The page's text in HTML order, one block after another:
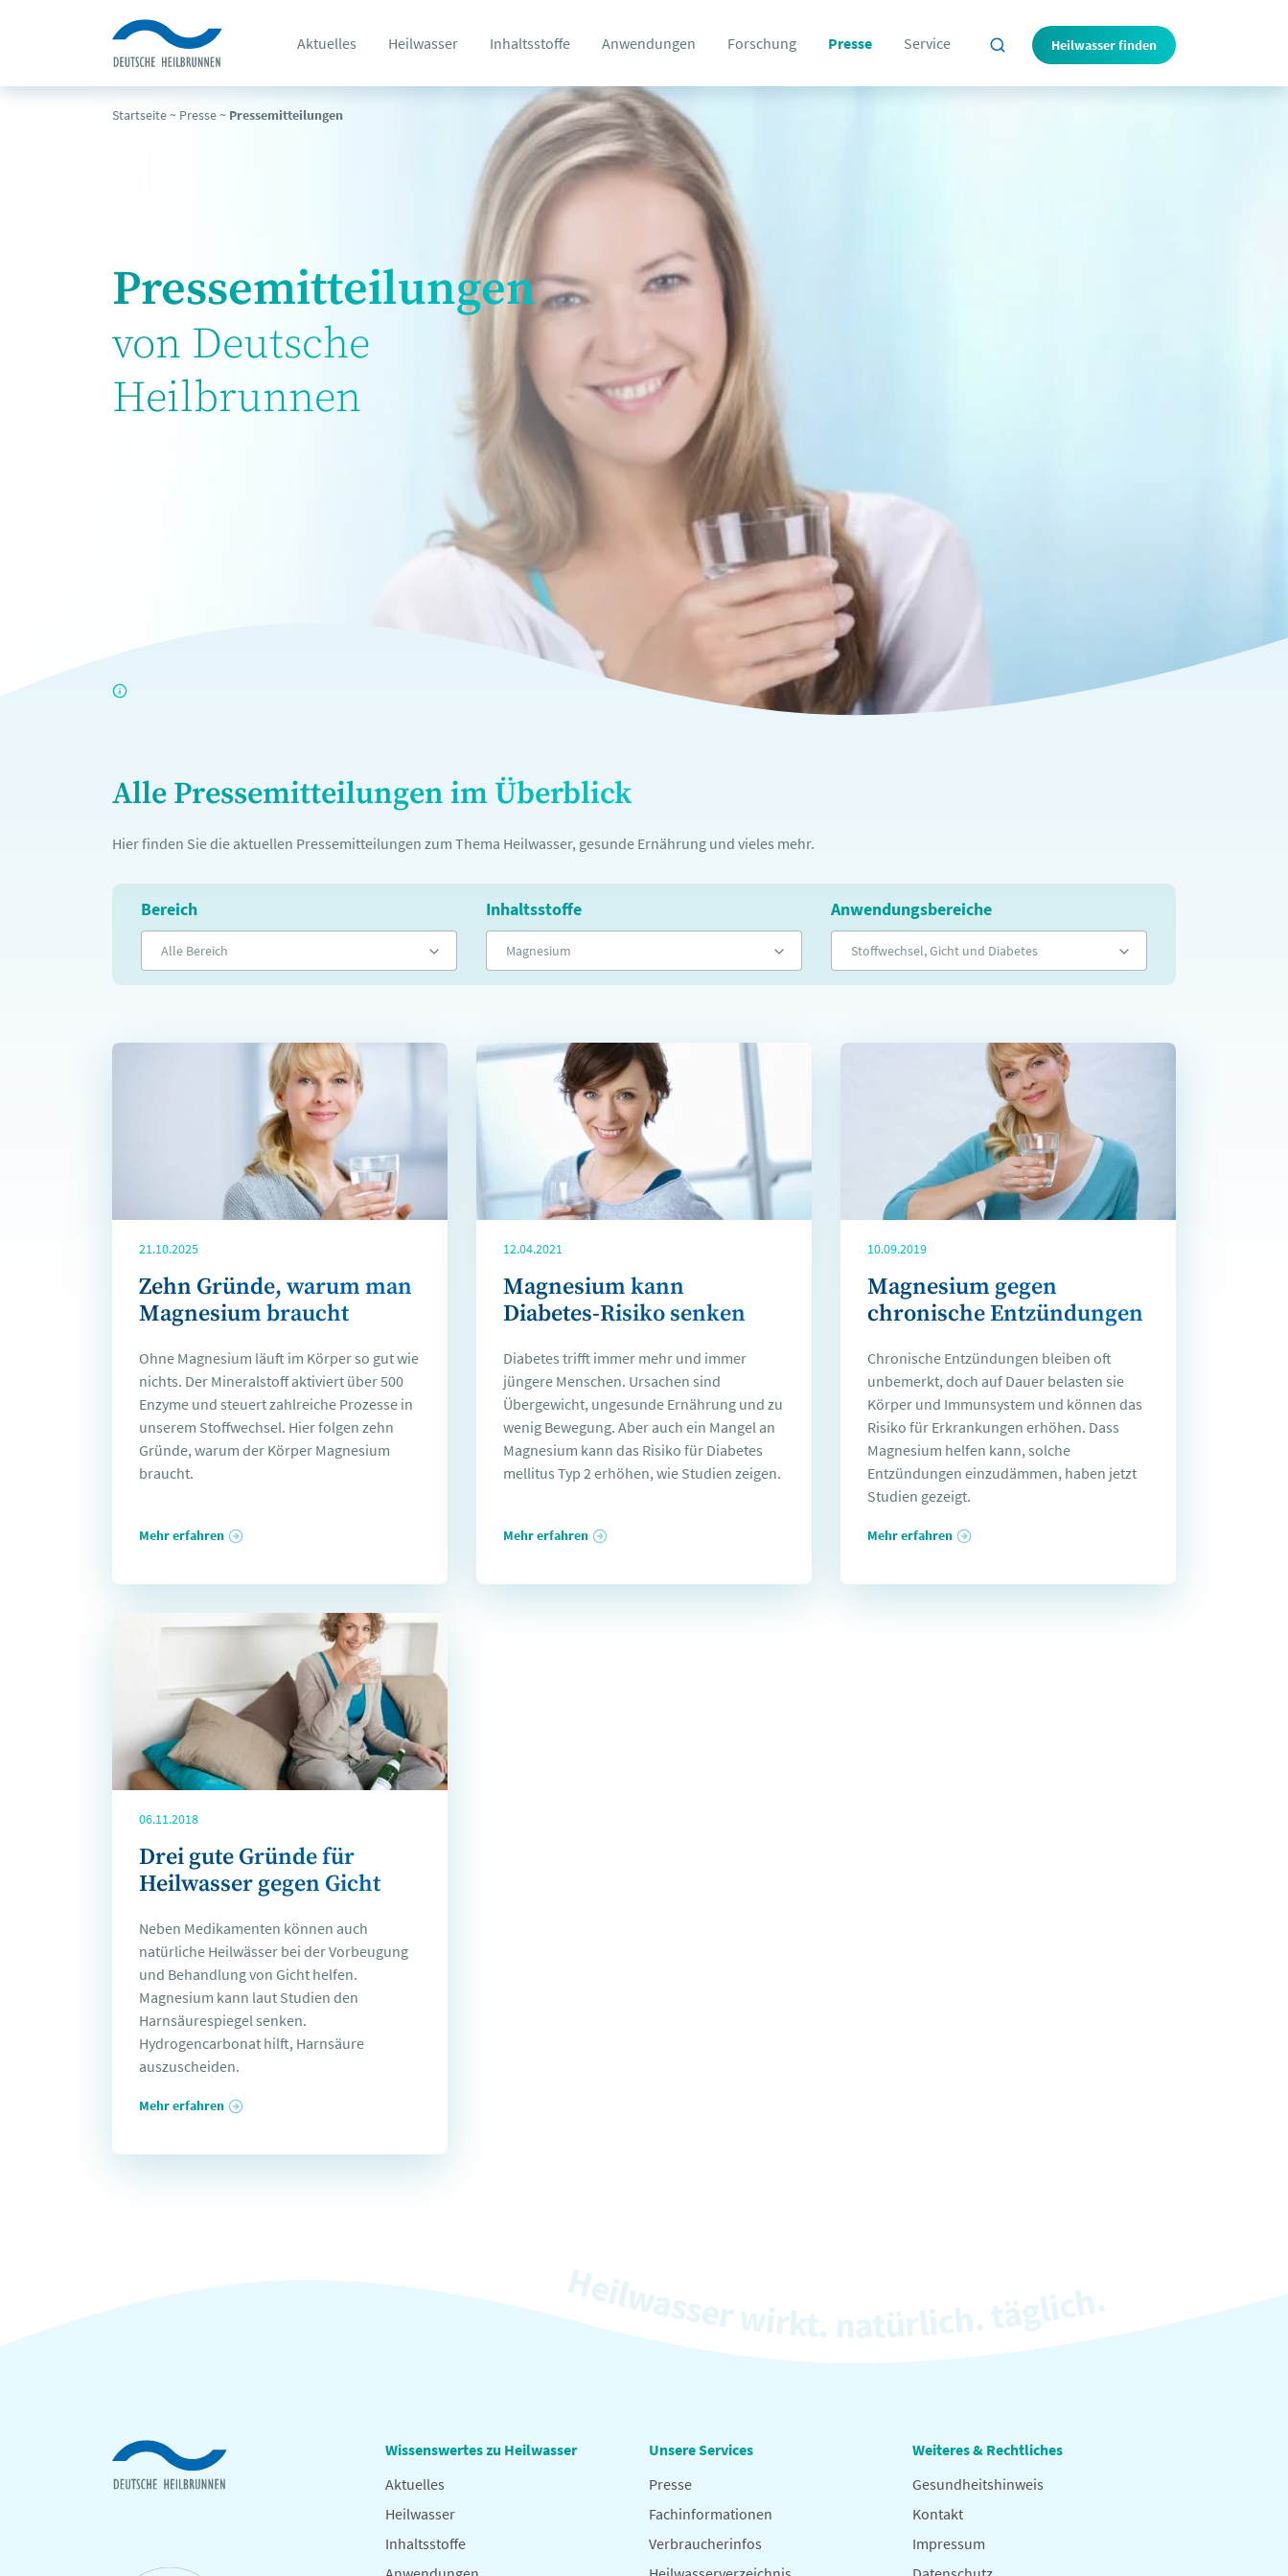
Aktuelles Heilwasser Inhaltsstoffe Anwendungen Forschung Presse Service Heilwasser finden
Startseite~ Presse~ Pressemitteilungen
Pressemitteilungen
von Deutsche
Heilbrunnen
Alle Pressemitteilungen im Überblick
Hier finden Sie die aktuellen Pressemitteilungen zum Thema Heilwasser, gesunde Ernährung und vieles mehr.
Bereich
Alle Bereich
Inhaltsstoffe
Magnesium
Anwendungsbereiche
Stoffwechsel, Gicht und Diabetes
21.10.2025
Zehn Gründe, warum man
Magnesium braucht
Ohne Magnesium läuft im Körper so gut wie
nichts. Der Mineralstoff aktiviert über 500
Enzyme und steuert zahlreiche Prozesse in
unserem Stoffwechsel. Hier folgen zehn
Gründe, warum der Körper Magnesium
braucht.
Mehr erfahren
12.04.2021
Magnesium kann
Diabetes-Risiko senken
Diabetes trifft immer mehr und immer
jüngere Menschen. Ursachen sind
Übergewicht, ungesunde Ernährung und zu
wenig Bewegung. Aber auch ein Mangel an
Magnesium kann das Risiko für Diabetes
mellitus Typ 2 erhöhen, wie Studien zeigen.
Mehr erfahren
10.09.2019
Magnesium gegen
chronische Entzündungen
Chronische Entzündungen bleiben oft
unbemerkt, doch auf Dauer belasten sie
Körper und Immunsystem und können das
Risiko für Erkrankungen erhöhen. Dass
Magnesium helfen kann, solche
Entzündungen einzudämmen, haben jetzt
Studien gezeigt.
Mehr erfahren
06.11.2018
Drei gute Gründe für
Heilwasser gegen Gicht
Neben Medikamenten können auch
natürliche Heilwässer bei der Vorbeugung
und Behandlung von Gicht helfen.
Magnesium kann laut Studien den
Harnsäurespiegel senken.
Hydrogencarbonat hilft, Harnsäure
auszuscheiden.
Mehr erfahren
Wissenswertes zu Heilwasser
Aktuelles
Heilwasser
Inhaltsstoffe
Unsere Services
Presse
Fachinformationen
Verbraucherinfos
Weiteres & Rechtliches
Gesundheitshinweis
Kontakt
Impressum